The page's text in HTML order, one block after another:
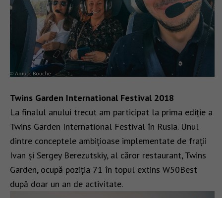
Twins Garden International Festival 2018
La finalul anului trecut am participat la prima ediție a
Twins Garden International Festival în Rusia. Unul
dintre conceptele ambițioase implementate de frații
Ivan și Sergey Berezutskiy, al căror restaurant, Twins
Garden, ocupă poziția 71 în topul extins W50Best
după doar un an de activitate.